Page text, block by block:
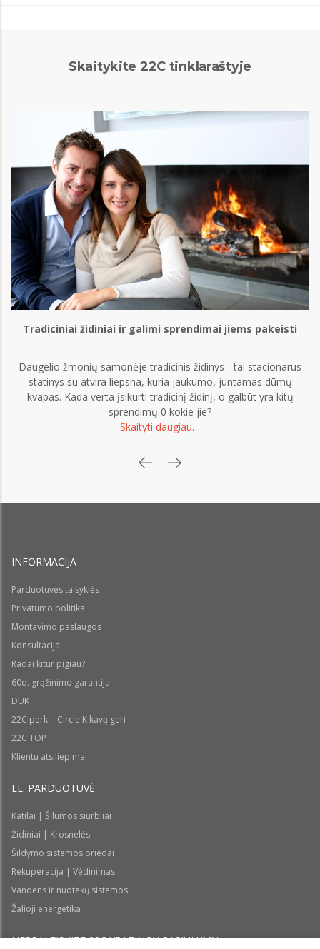
Skaitykite 22C tinklaraštyje
Tradiciniai židiniai ir galimi sprendimai jiems pakeisti
Daugelio žmonių samonėje tradicinis židinys - tai stacionarus
statinys su atvira liepsna, kuria jaukumo, juntamas dūmų
kvapas. Kada verta įsikurti tradicinį židinį, o galbūt yra kitų
sprendimų 0 kokie jie?
Skaityti daugiau…
INFORMACIJA
Parduotuvės taisyklės
Privatumo politika
Montavimo paslaugos
Konsultacija
Radai kitur pigiau?
60d. grąžinimo garantija
DUK
22C perki - Circle K kavą geri
22C TOP
Klientu atsiliepimai
EL. PARDUOTUVĖ
Katilai | Šilumos siurbliai
Židiniai | Krosnelės
Šildymo sistemos priedai
Rekuperacija | Vėdinimas
Vandens ir nuotekų sistemos
Žalioji energetika
NEPRALEISKITE 22С YPATINGŲ PASIŪLYMŲ: